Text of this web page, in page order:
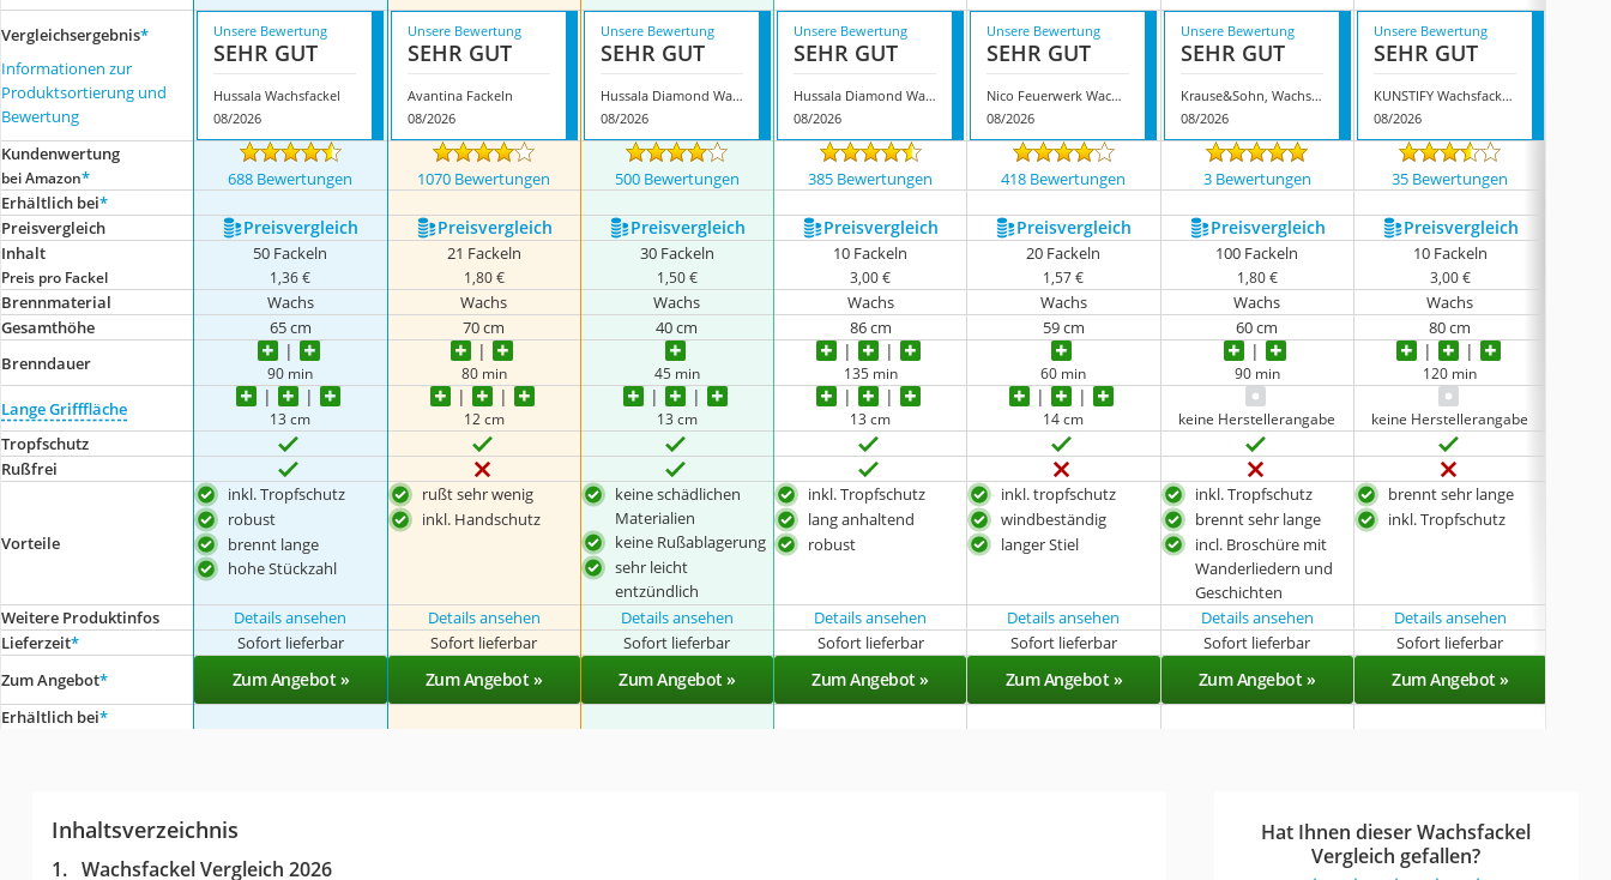
Vergleichsergebnis*
Informationen zur
Produktsortierung und
Bewertung
Unsere Bewertung
SEHR GUT
Hussala Wachsfackel
08/2026
Unsere Bewertung
SEHR GUT
Avantina Fackeln
08/2026
Unsere Bewertung
SEHR GUT
Hussala Diamond Wachsfackeln 45 min
08/2026
Unsere Bewertung
SEHR GUT
Hussala Diamond Wachsfackel
08/2026
Unsere Bewertung
SEHR GUT
Nico Feuerwerk Wachsfackeln
08/2026
Unsere Bewertung
SEHR GUT
Krause&Sohn, Wachsfackel
08/2026
Unsere Bewertung
SEHR GUT
KUNSTIFY Wachsfackeln 10 Stück
08/2026
Kundenwertung
bei Amazon* 688 Bewertungen 1070 Bewertungen 500 Bewertungen 385 Bewertungen 418 Bewertungen 3 Bewertungen 35 Bewertungen
Erhältlich bei*
Preis­vergleich
Preis­vergleich Preis­vergleich Preis­vergleich Preis­vergleich Preis­vergleich Preis­vergleich Preis­vergleich
Inhalt
Preis pro Fackel
50 Fackeln
1,36 €
21 Fackeln
1,80 €
30 Fackeln
1,50 €
10 Fackeln
3,00 €
20 Fackeln
1,57 €
100 Fackeln
1,80 €
10 Fackeln
3,00 €
Brennmaterial Wachs Wachs Wachs Wachs Wachs Wachs
Wachs
Gesamthöhe
65 cm 70 cm 40 cm 86 cm 59 cm 60 cm
80 cm
Brenndauer
90 min 80 min 45 min 135 min 60 min 90 min 120 min
Lange Grifffläche 13 cm 12 cm 13 cm 13 cm 14 cm keine Herstellerangabe keine Herstellerangabe
Tropfschutz
Rußfrei
Vorteile
inkl. Tropfschutz
robust
brennt lange
hohe Stückzahl
rußt sehr wenig
inkl. Handschutz
keine schädlichen
Materialien
keine Rußablagerung
sehr leicht
entzündlich
inkl. Tropfschutz
lang anhaltend
robust
inkl. tropfschutz
windbeständig
langer Stiel
inkl. Tropfschutz
brennt sehr lange
incl. Broschüre mit
Wanderliedern und
Geschichten
brennt sehr lange
inkl. Tropfschutz
Weitere Produktinfos Details ansehen Details ansehen Details ansehen Details ansehen Details ansehen Details ansehen Details ansehen
Lieferzeit* Sofort lieferbar Sofort lieferbar Sofort lieferbar Sofort lieferbar Sofort lieferbar Sofort lieferbar Sofort lieferbar
Zum Angebot* Zum Angebot » Zum Angebot » Zum Angebot » Zum Angebot » Zum Angebot » Zum Angebot » Zum Angebot »
Erhältlich bei*
Inhaltsverzeichnis
Wachsfackel Vergleich 2026
Hat Ihnen dieser Wachsfackel
Vergleich gefallen?